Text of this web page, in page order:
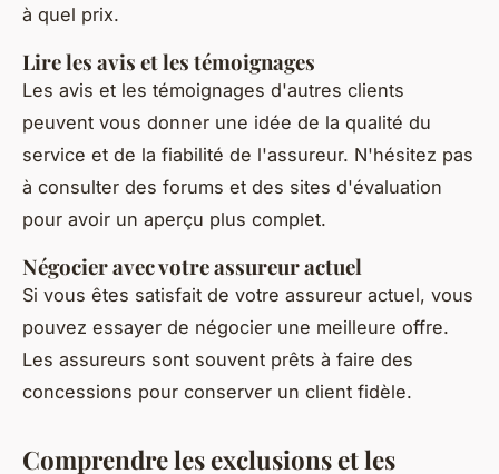
à quel prix.
Lire les avis et les témoignages
Les avis et les témoignages d'autres clients
peuvent vous donner une idée de la qualité du
service et de la fiabilité de l'assureur. N'hésitez pas
à consulter des forums et des sites d'évaluation
pour avoir un aperçu plus complet.
Négocier avec votre assureur actuel
Si vous êtes satisfait de votre assureur actuel, vous
pouvez essayer de négocier une meilleure offre.
Les assureurs sont souvent prêts à faire des
concessions pour conserver un client fidèle.
Comprendre les exclusions et les